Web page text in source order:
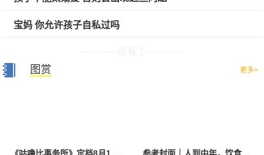
宝妈 你允许孩子自私过吗
图赏 更多>